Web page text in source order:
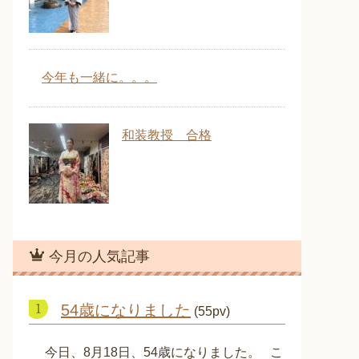
今年も一緒に。。。
和装教授 合格
今月の人気記事
54歳になりました (55pv)
今日、8月18日、54歳になりました。 こ